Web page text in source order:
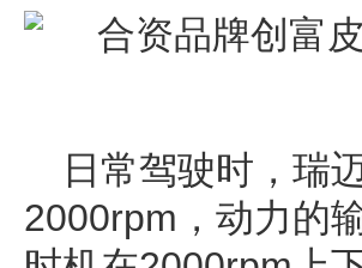
日常驾驶时，瑞
2000rpm，动力的